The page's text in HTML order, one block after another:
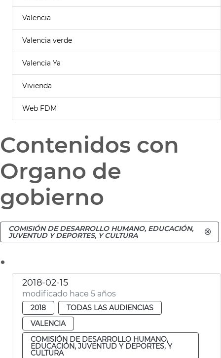
Valencia
Valencia verde
Valencia Ya
Vivienda
Web FDM
Contenidos con
Organo de
gobierno
COMISIÓN DE DESARROLLO HUMANO, EDUCACIÓN,
JUVENTUD Y DEPORTES, Y CULTURA
.
2018-02-15
modificado hace 5 años
2018
TODAS LAS AUDIENCIAS
VALENCIA
COMISIÓN DE DESARROLLO HUMANO,
EDUCACIÓN, JUVENTUD Y DEPORTES, Y
CULTURA